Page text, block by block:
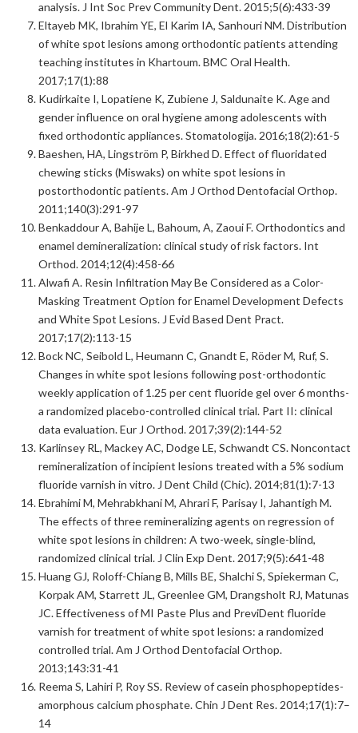
analysis. J Int Soc Prev Community Dent. 2015;5(6):433-39
Eltayeb MK, Ibrahim YE, El Karim IA, Sanhouri NM. Distribution
of white spot lesions among orthodontic patients attending
teaching institutes in Khartoum. BMC Oral Health.
2017;17(1):88
Kudirkaite I, Lopatiene K, Zubiene J, Saldunaite K. Age and
gender influence on oral hygiene among adolescents with
fixed orthodontic appliances. Stomatologija. 2016;18(2):61-5
Baeshen, HA, Lingström P, Birkhed D. Effect of fluoridated
chewing sticks (Miswaks) on white spot lesions in
postorthodontic patients. Am J Orthod Dentofacial Orthop.
2011;140(3):291-97
Benkaddour A, Bahije L, Bahoum, A, Zaoui F. Orthodontics and
enamel demineralization: clinical study of risk factors. Int
Orthod. 2014;12(4):458-66
Alwafi A. Resin Infiltration May Be Considered as a Color-
Masking Treatment Option for Enamel Development Defects
and White Spot Lesions. J Evid Based Dent Pract.
2017;17(2):113-15
Bock NC, Seibold L, Heumann C, Gnandt E, Röder M, Ruf, S.
Changes in white spot lesions following post-orthodontic
weekly application of 1.25 per cent fluoride gel over 6 months-
a randomized placebo-controlled clinical trial. Part II: clinical
data evaluation. Eur J Orthod. 2017;39(2):144-52
Karlinsey RL, Mackey AC, Dodge LE, Schwandt CS. Noncontact
remineralization of incipient lesions treated with a 5% sodium
fluoride varnish in vitro. J Dent Child (Chic). 2014;81(1):7-13
Ebrahimi M, Mehrabkhani M, Ahrari F, Parisay I, Jahantigh M.
The effects of three remineralizing agents on regression of
white spot lesions in children: A two-week, single-blind,
randomized clinical trial. J Clin Exp Dent. 2017;9(5):641-48
Huang GJ, Roloff-Chiang B, Mills BE, Shalchi S, Spiekerman C,
Korpak AM, Starrett JL, Greenlee GM, Drangsholt RJ, Matunas
JC. Effectiveness of MI Paste Plus and PreviDent fluoride
varnish for treatment of white spot lesions: a randomized
controlled trial. Am J Orthod Dentofacial Orthop.
2013;143:31-41
Reema S, Lahiri P, Roy SS. Review of casein phosphopeptides-
amorphous calcium phosphate. Chin J Dent Res. 2014;17(1):7–
14